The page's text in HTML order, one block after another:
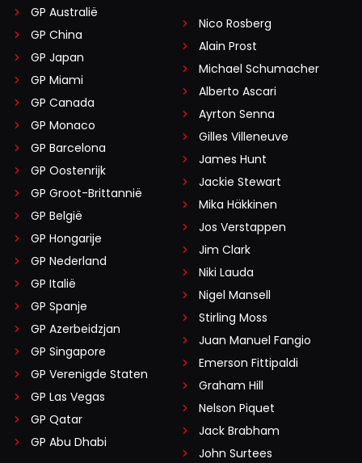
GP Australië
GP China
GP Japan
GP Miami
GP Canada
GP Monaco
GP Barcelona
GP Oostenrijk
GP Groot-Brittannië
GP België
GP Hongarije
GP Nederland
GP Italië
GP Spanje
GP Azerbeidzjan
GP Singapore
GP Verenigde Staten
GP Las Vegas
GP Qatar
GP Abu Dhabi
Nico Rosberg
Alain Prost
Michael Schumacher
Alberto Ascari
Ayrton Senna
Gilles Villeneuve
James Hunt
Jackie Stewart
Mika Häkkinen
Jos Verstappen
Jim Clark
Niki Lauda
Nigel Mansell
Stirling Moss
Juan Manuel Fangio
Emerson Fittipaldi
Graham Hill
Nelson Piquet
Jack Brabham
John Surtees